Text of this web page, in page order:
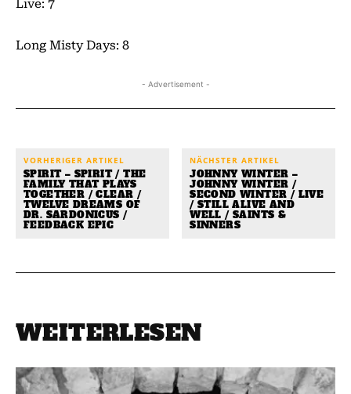
Live: 7
Long Misty Days: 8
- Advertisement -
VORHERIGER ARTIKEL
SPIRIT – SPIRIT / THE
FAMILY THAT PLAYS
TOGETHER / CLEAR /
TWELVE DREAMS OF
DR. SARDONICUS /
FEEDBACK EPIC
NÄCHSTER ARTIKEL
JOHNNY WINTER –
JOHNNY WINTER /
SECOND WINTER / LIVE
/ STILL ALIVE AND
WELL / SAINTS &
SINNERS
WEITERLESEN